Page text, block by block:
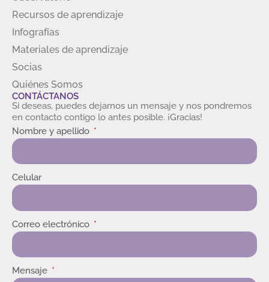
Recursos de aprendizaje
Infografías
Materiales de aprendizaje
Socias
Quiénes Somos
CONTÁCTANOS
Si deseas, puedes dejarnos un mensaje y nos pondremos
en contacto contigo lo antes posible. ¡Gracias!
Nombre y apellido
Celular
Correo electrónico
Mensaje